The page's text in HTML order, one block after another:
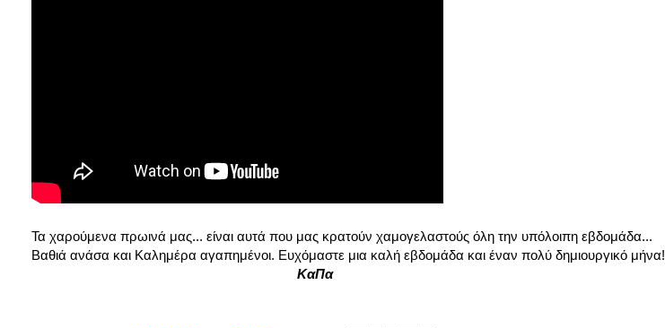
Τα χαρούμενα πρωινά μας... είναι αυτά που μας κρατούν χαμογελαστούς όλη την υπόλοιπη εβδομάδα...
Βαθιά ανάσα και Καλημέρα αγαπημένοι. Ευχόμαστε μια καλή εβδομάδα και έναν πολύ δημιουργικό μήνα!
ΚαΠα